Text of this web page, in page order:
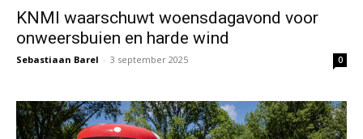
KNMI waarschuwt woensdagavond voor
onweersbuien en harde wind
Sebastiaan Barel - 3 september 2025 0